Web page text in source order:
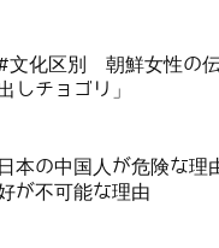
文化区別 朝鮮女性の伝
しチョゴリ」
日本の中国人が危険な理
が不可能な理由